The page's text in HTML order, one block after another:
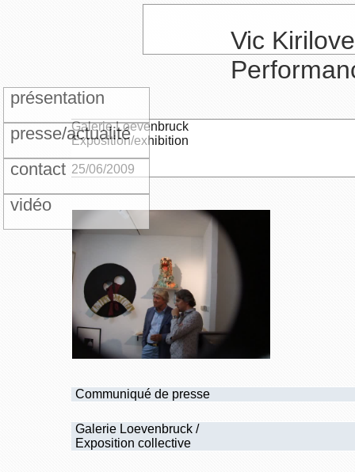
présentation
presse/actualité
contact
vidéo
Vic
Galerie Loevenbruck
Exposition/exhibition
25/06/2009
Communiqué de presse
Galerie Loevenbruck /
Exposition collective